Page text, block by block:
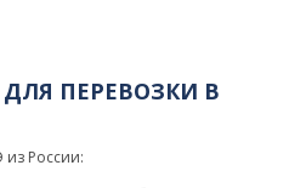
ПЕРЕВОЗКИ В
России: